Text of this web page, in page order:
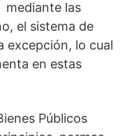
mediante las
el sistema de
excepción, lo cual
en estas
Públicos